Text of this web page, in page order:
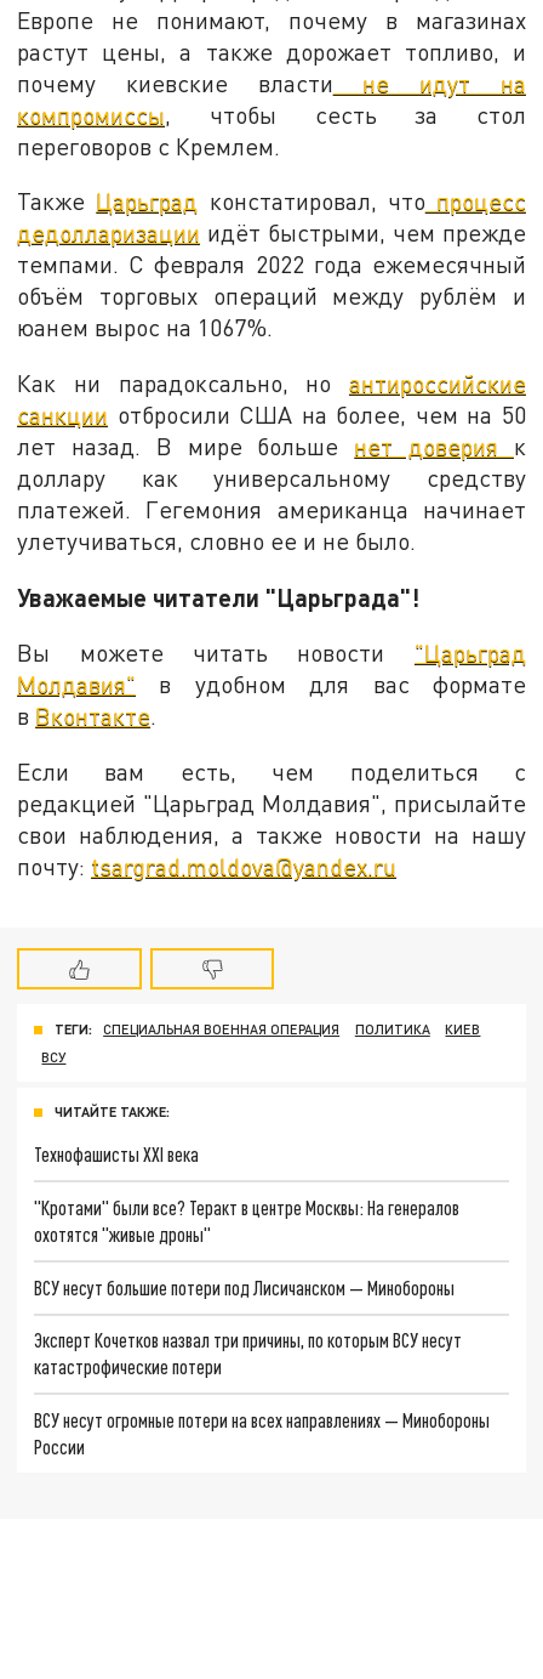
Европе не понимают, почему в магазинах
растут цены, а также дорожает топливо, и
почему киевские власти не идут на
компромиссы , чтобы сесть за стол
переговоров с Кремлем.
Также Царьград констатировал, что процесс
дедолларизации идёт быстрыми, чем прежде
темпами. С февраля 2022 года ежемесячный
объём торговых операций между рублём и
юанем вырос на 1067%.
Как ни парадоксально, но антироссийские
санкции отбросили США на более, чем на 50
лет назад. В мире больше нет доверия к
доллару как универсальному средству
платежей. Гегемония американца начинает
улетучиваться, словно ее и не было.
Уважаемые читатели "Царьграда"!
Вы можете читать новости "Царьград
Молдавия" в удобном для вас формате
в Вконтакте.
Если вам есть, чем поделиться с
редакцией "Царьград Молдавия", присылайте
свои наблюдения, а также новости на нашу
почту: tsargrad.moldova@yandex.ru
ТЕГИ: СПЕЦИАЛЬНАЯ ВОЕННАЯ ОПЕРАЦИЯ ПОЛИТИКА
КИЕВ
ВСУ
ЧИТАЙТЕ ТАКЖЕ:
Технофашисты XXI века
"Кротами" были все? Теракт в центре Москвы: На генералов
охотятся "живые дроны"
ВСУ несут большие потери под Лисичанском — Минобороны
Эксперт Кочетков назвал три причины, по которым ВСУ несут
катастрофические потери
ВСУ несут огромные потери на всех направлениях — Минобороны
России